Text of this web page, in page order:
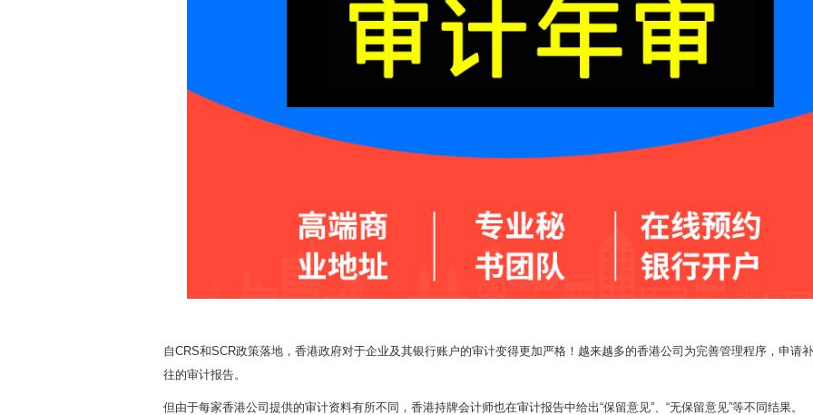
自CRS和SCR政策落地，香港政府对于企业及其银行账户的审计变得更加严格！越来越多的香港公司为完善管理程序，申请
往的审计报告。
但由于每家香港公司提供的审计资料有所不同，香港持牌会计师也在审计报告中给出“保留意见”、“无保留意见”等不同结果。